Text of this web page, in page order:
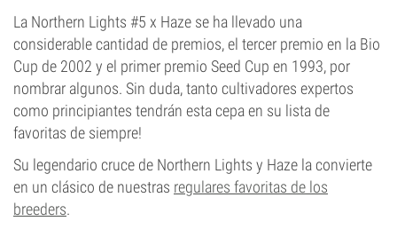
La Northern Lights #5 x Haze se ha llevado una
considerable cantidad de premios, el tercer premio en la Bio
Cup de 2002 y el primer premio Seed Cup en 1993, por
nombrar algunos. Sin duda, tanto cultivadores expertos
como principiantes tendrán esta cepa en su lista de
favoritas de siempre!
Su legendario cruce de Northern Lights y Haze la convierte
en un clásico de nuestras regulares favoritas de los
breeders.